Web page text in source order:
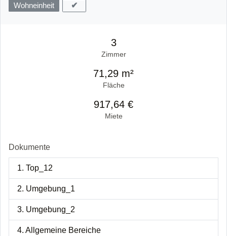
Wohneinheit
✔
3
Zimmer
71,29 m²
Fläche
917,64 €
Miete
Dokumente
1. Top_12
2. Umgebung_1
3. Umgebung_2
4. Allgemeine Bereiche